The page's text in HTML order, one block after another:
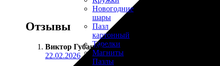
Новогодние
шары
Пазл
картонный
Тарелки
Магниты
Пазлы
Отзывы
Виктор Губанов :
22.02.2026